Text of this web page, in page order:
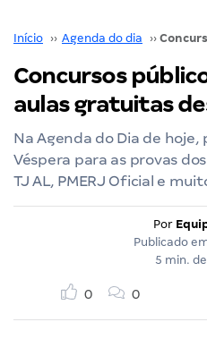
Início ›› Agenda do dia ››
Concursos
aulas gratuitas
Na Agenda do Dia de hoje,
Véspera para as provas
TJ AL, PMERJ Oficial e
Por
Publicado
5 min.
0 0